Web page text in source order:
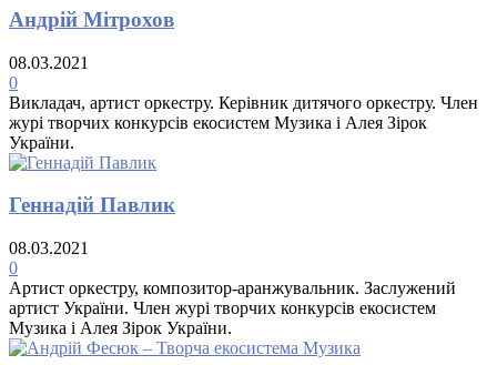
Андрій Мітрохов
08.03.2021
0
Викладач, артист оркестру. Керівник дитячого оркестру. Член
журі творчих конкурсів екосистем Музика і Алея Зірок
України.
Геннадій Павлик
08.03.2021
0
Артист оркестру, композитор-аранжувальник. Заслужений
артист України. Член журі творчих конкурсів екосистем
Музика і Алея Зірок України.